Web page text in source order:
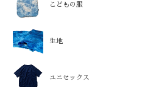
こどもの服
生地
ユニセックス